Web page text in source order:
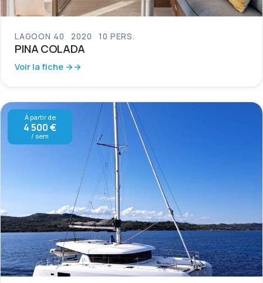
LAGOON 40 2020 10 PERS.
PINA COLADA
Voir la fiche →
À partir de
4 500 €
/ sem